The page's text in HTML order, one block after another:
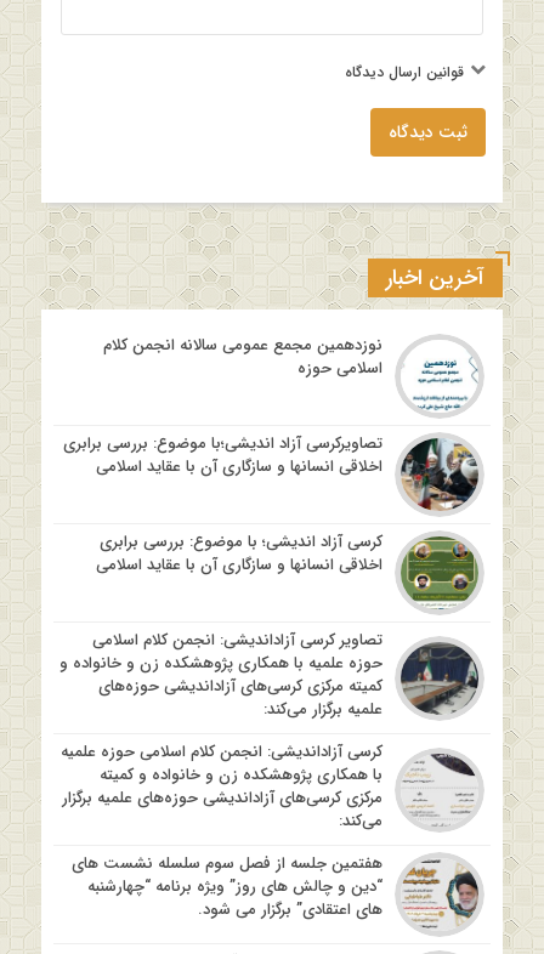
قوانین ارسال دیدگاه
ثبت دیدگاه
آخرین اخبار
نوزدهمین مجمع عمومی سالانه انجمن کلام
اسلامی حوزه
تصاویرکرسی آزاد اندیشی؛با موضوع: بررسی برابری
اخلاقی انسانها و سازگاری آن با عقاید اسلامی
کرسی آزاد اندیشی؛ با موضوع: بررسی برابری
اخلاقی انسانها و سازگاری آن با عقاید اسلامی
تصاویر کرسی آزاداندیشی: انجمن کلام اسلامی
حوزه علمیه با همکاری پژوهشکده زن و خانواده و
کمیته مرکزی کرسی‌های آزاداندیشی حوزه‌های
علمیه برگزار می‌کند:
کرسی آزاداندیشی: انجمن کلام اسلامی حوزه علمیه
با همکاری پژوهشکده زن و خانواده و کمیته
مرکزی کرسی‌های آزاداندیشی حوزه‌های علمیه برگزار
می‌کند:
هفتمین جلسه از فصل سوم سلسله نشست های
“دین و چالش های روز” ویژه برنامه “چهارشنبه
های اعتقادی” برگزار می شود.